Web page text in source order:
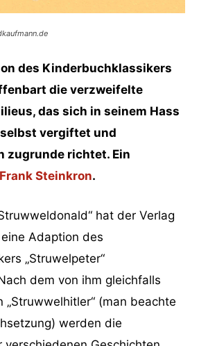
des Kinderbuchklassikers
die verzweifelte
das sich in seinem Hass
vergiftet und
zugrunde richtet. Ein
Frank Steinkron.
hat der Verlag
Adaption des
„Struwelpeter“
dem von ihm gleichfalls
„Struwwelhitler“ (man beachte
werden die